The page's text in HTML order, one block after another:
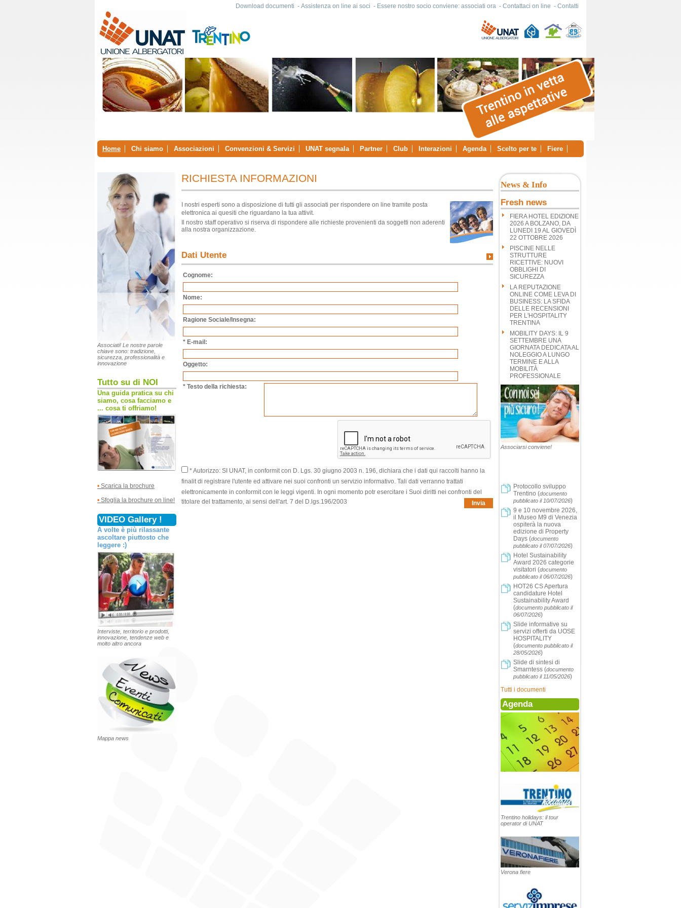
Download documenti - Assistenza on line ai soci - Essere nostro socio conviene: associati ora - Contattaci on line - Contatti
Home Chi siamo Associazioni Convenzioni & Servizi UNAT segnala Partner Club Interazioni Agenda Scelto per te Fiere
Associati! Le nostre parole
chiave sono: tradizione,
sicurezza, professionalità e
innovazione
Tutto su di NOI
Una guida pratica su chi
siamo, cosa facciamo e
... cosa ti offriamo!
• Scarica la brochure
• Sfoglia la brochure on line!
VIDEO Gallery !
A volte è più rilassante
ascoltare piuttosto che
leggere :)
Interviste, territorio e prodotti,
innovazione, tendenze web e
molto altro ancora
Mappa news
RICHIESTA INFORMAZIONI
I nostri esperti sono a disposizione di tutti gli associati per rispondere on line tramite posta
elettronica ai quesiti che riguardano la tua attivit.
Il nostro staff operativo si riserva di rispondere alle richieste provenienti da soggetti non aderenti
alla nostra organizzazione.
Dati Utente
Cognome:
Nome:
Ragione Sociale/Insegna:
* E-mail:
Oggetto:
* Testo della richiesta:
* Autorizzo: SI UNAT, in conformit con D. Lgs. 30 giugno 2003 n. 196, dichiara che i dati qui raccolti hanno la
finalit di registrare l'utente ed attivare nei suoi confronti un servizio informativo. Tali dati verranno trattati
elettronicamente in conformit con le leggi vigenti. In ogni momento potr esercitare i Suoi diritti nei confronti del
titolare del trattamento, ai sensi dell'art. 7 del D.lgs.196/2003
Invia
News & Info
Fresh news
FIERA HOTEL EDIZIONE
2026 A BOLZANO, DA
LUNEDI 19 AL GIOVEDÌ
22 OTTOBRE 2026
PISCINE NELLE
STRUTTURE
RICETTIVE: NUOVI
OBBLIGHI DI
SICUREZZA
LA REPUTAZIONE
ONLINE COME LEVA DI
BUSINESS: LA SFIDA
DELLE RECENSIONI
PER L'HOSPITALITY
TRENTINA
MOBILITY DAYS: IL 9
SETTEMBRE UNA
GIORNATA DEDICATA AL
NOLEGGIO A LUNGO
TERMINE E ALLA
MOBILITÀ
PROFESSIONALE
Associarsi conviene!
Protocollo sviluppo
Trentino (documento
pubblicato il 10/07/2026)
9 e 10 novembre 2026,
il Museo M9 di Venezia
ospiterà la nuova
edizione di Property
Days (documento
pubblicato il 07/07/2026)
Hotel Sustainability
Award 2026 categorie
visitatori (documento
pubblicato il 06/07/2026)
HOT26 CS Apertura
candidature Hotel
Sustainability Award
(documento pubblicato il
06/07/2026)
Slide informative su
servizi offerti da UOSE
HOSPITALITY
(documento pubblicato il
28/05/2026)
Slide di sintesi di
Smarntess (documento
pubblicato il 11/05/2026)
Tutti i documenti
Agenda
Trentino holidays: il tour
operator di UNAT
Verona fiere